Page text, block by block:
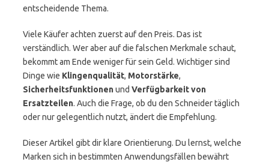
entscheidende Thema.
Viele Käufer achten zuerst auf den Preis. Das ist
verständlich. Wer aber auf die falschen Merkmale schaut,
bekommt am Ende weniger für sein Geld. Wichtiger sind
Dinge wie Klingenqualität, Motorstärke,
Sicherheitsfunktionenund Verfügbarkeit von
Ersatzteilen. Auch die Frage, ob du den Schneider täglich
oder nur gelegentlich nutzt, ändert die Empfehlung.
Dieser Artikel gibt dir klare Orientierung. Du lernst, welche
Marken sich in bestimmten Anwendungsfällen bewährt